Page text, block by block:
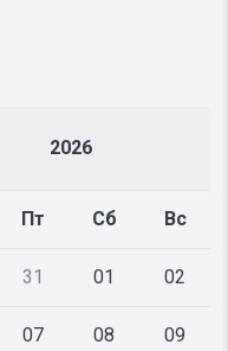
2026
Пт Сб Вс
31 01 02
07 08 09